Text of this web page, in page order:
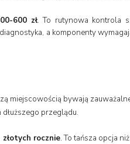
600 zł. To rutynowa kontrola
a komponenty
miejscowością bywają
przeglądu.
rocznie. To tańsza opcja